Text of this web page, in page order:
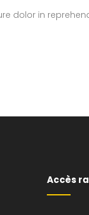
dolor in
Accès